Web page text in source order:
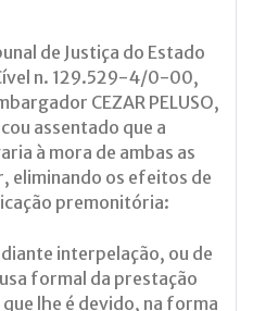
de Justiça do Estado
n. 129.529-4/0-00,
CEZAR PELUSO,
assentado que a
à mora de ambas as
eliminando os efeitos de
premonitória:
interpelação, ou de
formal da prestação
lhe é devido, na forma